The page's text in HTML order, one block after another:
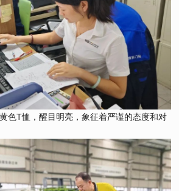
色T恤，醒目明亮，象征着严谨的态度和对